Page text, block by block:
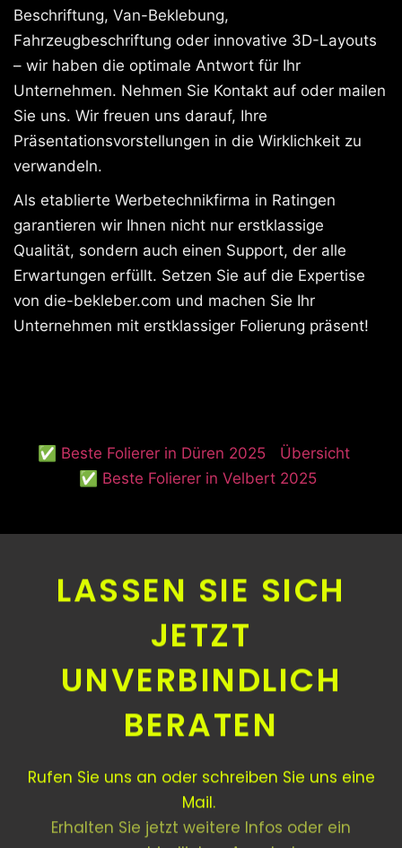
Beschriftung, Van-Beklebung,
Fahrzeugbeschriftung oder innovative 3D-Layouts
– wir haben die optimale Antwort für Ihr
Unternehmen. Nehmen Sie Kontakt auf oder mailen
Sie uns. Wir freuen uns darauf, Ihre
Präsentationsvorstellungen in die Wirklichkeit zu
verwandeln.
Als etablierte Werbetechnikfirma in Ratingen
garantieren wir Ihnen nicht nur erstklassige
Qualität, sondern auch einen Support, der alle
Erwartungen erfüllt. Setzen Sie auf die Expertise
von die-bekleber.com und machen Sie Ihr
Unternehmen mit erstklassiger Folierung präsent!
✅ Beste Folierer in Düren 2025
Übersicht
✅ Beste Folierer in Velbert 2025
LASSEN SIE SICH
JETZT
UNVERBINDLICH
BERATEN
Rufen Sie uns an oder schreiben Sie uns eine
Mail.
Erhalten Sie jetzt weitere Infos oder ein